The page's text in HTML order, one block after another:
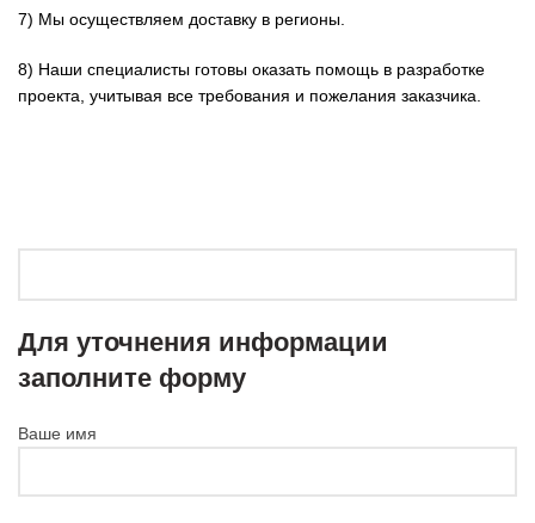
7) Мы осуществляем доставку в регионы.
8) Наши специалисты готовы оказать помощь в разработке
проекта, учитывая все требования и пожелания заказчика.
Для уточнения информации
заполните форму
Ваше имя